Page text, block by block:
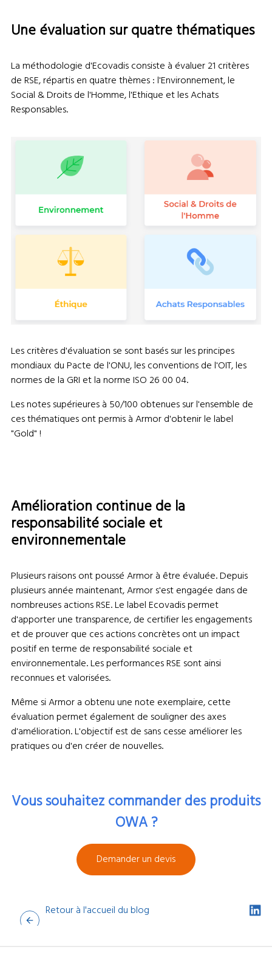
Une évaluation sur quatre thématiques
La méthodologie d'Ecovadis consiste à évaluer 21 critères
de RSE, répartis en quatre thèmes : l'Environnement, le
Social & Droits de l'Homme, l'Ethique et les Achats
Responsables.
Les critères d'évaluation se sont basés sur les principes
mondiaux du Pacte de l'ONU, les conventions de l'OIT, les
normes de la GRI et la norme ISO 26 00 04.
Les notes supérieures à 50/100 obtenues sur l'ensemble de
ces thématiques ont permis à Armor d'obtenir le label
"Gold" !
Amélioration continue de la
responsabilité sociale et
environnementale
Plusieurs raisons ont poussé Armor à être évaluée. Depuis
plusieurs année maintenant, Armor s'est engagée dans de
nombreuses actions RSE. Le label Ecovadis permet
d'apporter une transparence, de certifier les engagements
et de prouver que ces actions concrètes ont un impact
positif en terme de responsabilité sociale et
environnementale. Les performances RSE sont ainsi
reconnues et valorisées.
Même si Armor a obtenu une note exemplaire, cette
évaluation permet également de souligner des axes
d'amélioration. L'objectif est de sans cesse améliorer les
pratiques ou d'en créer de nouvelles.
Vous souhaitez commander des produits
OWA ?
Demander un devis
Retour à l'accueil du blog